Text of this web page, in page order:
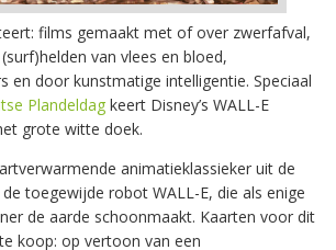
films gemaakt met of over zwerfafval,
van vlees en bloed,
en door kunstmatige intelligentie. Speciaal
Plandeldag keert Disney’s WALL-E
grote witte doek.
animatieklassieker uit de
toegewijde robot WALL-E, die als enige
de aarde schoonmaakt. Kaarten voor dit
koop: op vertoon van een